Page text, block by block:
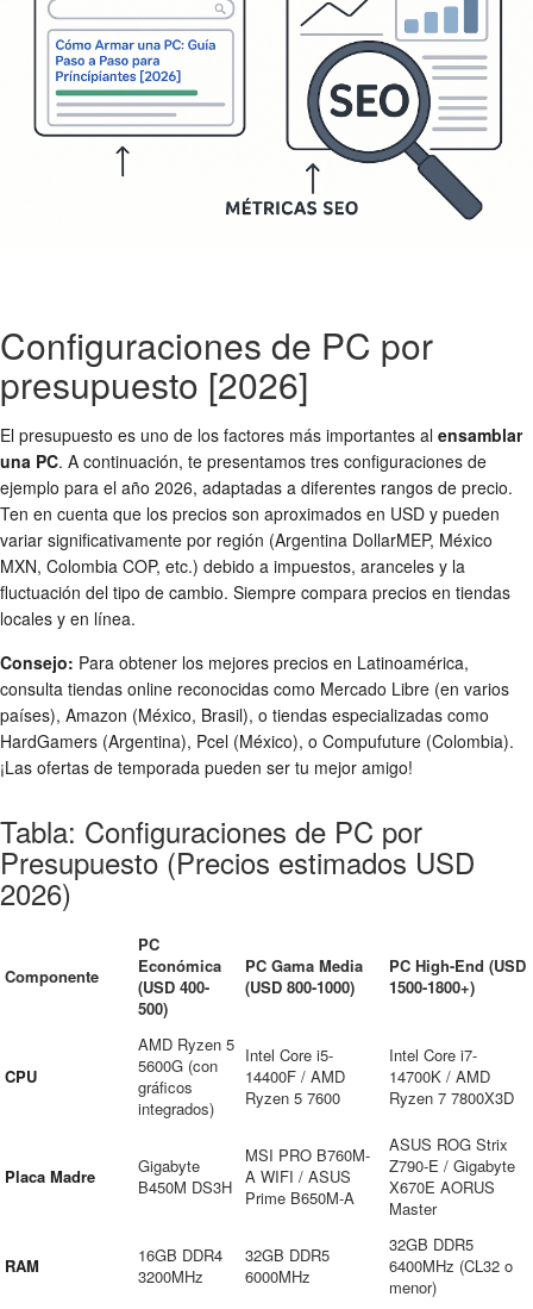
Configuraciones de PC por
presupuesto [2026]
El presupuesto es uno de los factores más importantes al ensamblar
una PC. A continuación, te presentamos tres configuraciones de
ejemplo para el año 2026, adaptadas a diferentes rangos de precio.
Ten en cuenta que los precios son aproximados en USD y pueden
variar significativamente por región (Argentina DollarMEP, México
MXN, Colombia COP, etc.) debido a impuestos, aranceles y la
fluctuación del tipo de cambio. Siempre compara precios en tiendas
locales y en línea.
Consejo: Para obtener los mejores precios en Latinoamérica,
consulta tiendas online reconocidas como Mercado Libre (en varios
países), Amazon (México, Brasil), o tiendas especializadas como
HardGamers (Argentina), Pcel (México), o Compufuture (Colombia).
¡Las ofertas de temporada pueden ser tu mejor amigo!
Tabla: Configuraciones de PC por
Presupuesto (Precios estimados USD
2026)
Componente
PC
Económica
(USD 400-
500)
PC Gama Media
(USD 800-1000)
PC High-End (USD
1500-1800+)
CPU
AMD Ryzen 5
5600G (con
gráficos
integrados)
Intel Core i5-
14400F / AMD
Ryzen 5 7600
Intel Core i7-
14700K / AMD
Ryzen 7 7800X3D
Placa Madre
Gigabyte
B450M DS3H
MSI PRO B760M-
A WIFI / ASUS
Prime B650M-A
ASUS ROG Strix
Z790-E / Gigabyte
X670E AORUS
Master
RAM
16GB DDR4
3200MHz
32GB DDR5
6000MHz
32GB DDR5
6400MHz (CL32 o
menor)